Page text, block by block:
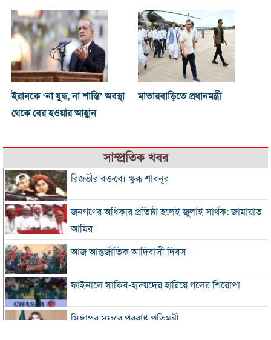
ইরানকে ‘না যুদ্ধ, না শান্তি’ অবস্থা
থেকে বের হওয়ার আহ্বান
মাতারবাড়িতে প্রধানমন্ত্রী
সাম্প্রতিক খবর
রিজভীর বক্তব্যে ক্ষুব্ধ শাবনূর
জনগণের অধিকার প্রতিষ্ঠা হলেই জুলাই সার্থক: জামায়াত
আমির
আজ আন্তর্জাতিক আদিবাসী দিবস
ফাইনালে সাকিব-হৃদয়দের হারিয়ে গলের শিরোপা
সিঙ্গাপুর সফরে পররাষ্ট্র প্রতিমন্ত্রী